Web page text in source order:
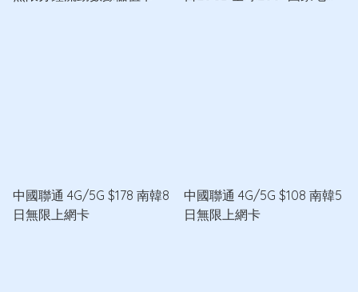
中國聯通 4G/5G $178 南韓8
日無限上網卡
中國聯通 4G/5G $108 南韓5
日無限上網卡